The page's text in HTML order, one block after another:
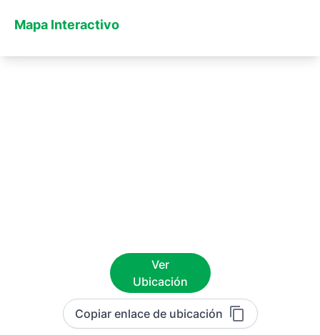
Mapa Interactivo
Ver
Ubicación
Copiar enlace de ubicación